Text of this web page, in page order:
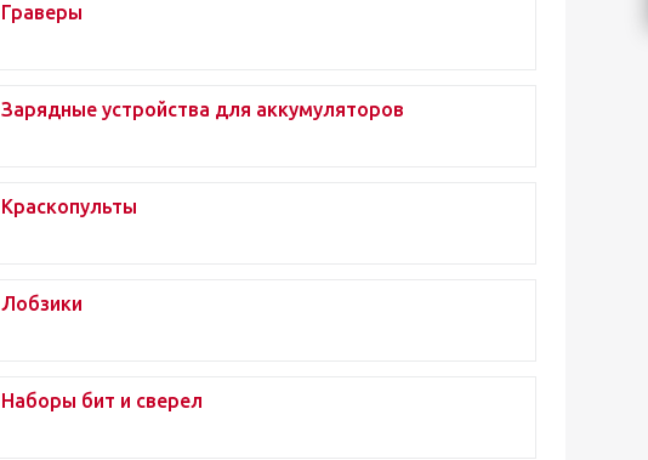
Граверы
Зарядные устройства для аккумуляторов
Краскопульты
Лобзики
Наборы бит и сверел